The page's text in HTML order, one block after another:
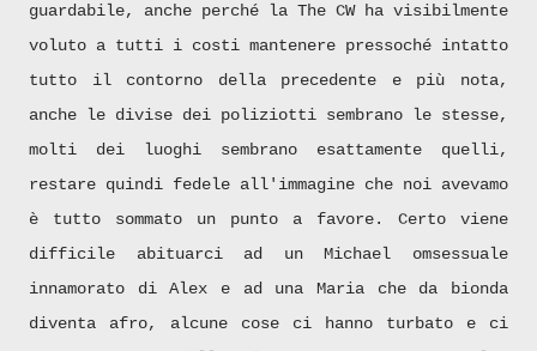
guardabile, anche perché la The CW ha visibilmente
voluto a tutti i costi mantenere pressoché intatto
tutto il contorno della precedente e più nota,
anche le divise dei poliziotti sembrano le stesse,
molti dei luoghi sembrano esattamente quelli,
restare quindi fedele all'immagine che noi avevamo
è tutto sommato un punto a favore. Certo viene
difficile abituarci ad un Michael omsessuale
innamorato di Alex e ad una Maria che da bionda
diventa afro, alcune cose ci hanno turbato e ci